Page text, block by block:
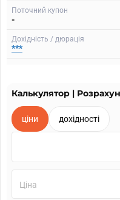
Поточний купон
-
Дохідність / дюрація
***
Калькулятор |
ціни дохідності
Ціна